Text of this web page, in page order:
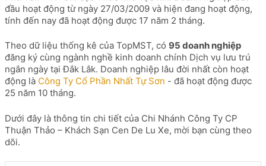
đầu hoạt động từ ngày 27/03/2009 và hiện đang hoạt động,
tính đến nay đã hoạt động được 17 năm 2 tháng.
Theo dữ liệu thống kê của TopMST, có 95 doanh nghiệp
đăng ký cùng ngành nghề kinh doanh chính Dịch vụ lưu trú
ngắn ngày tại Đắk Lắk. Doanh nghiệp lâu đời nhất còn hoạt
động là Công Ty Cổ Phần Nhất Tự Sơn - đã hoạt động được
25 năm 10 tháng.
Dưới đây là thông tin chi tiết của Chi Nhánh Công Ty CP
Thuận Thảo – Khách Sạn Cen De Lu Xe, mời bạn cùng theo
dõi.